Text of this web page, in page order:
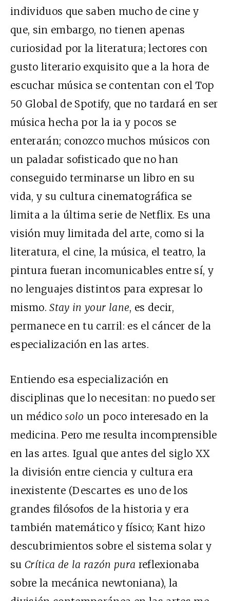
individuos que saben mucho de cine y
que, sin embargo, no tienen apenas
curiosidad por la literatura; lectores con
gusto literario exquisito que a la hora de
escuchar música se contentan con el Top
50 Global de Spotify, que no tardará en ser
música hecha por la ia y pocos se
enterarán; conozco muchos músicos con
un paladar sofisticado que no han
conseguido terminarse un libro en su
vida, y su cultura cinematográfica se
limita a la última serie de Netflix. Es una
visión muy limitada del arte, como si la
literatura, el cine, la música, el teatro, la
pintura fueran incomunicables entre sí, y
no lenguajes distintos para expresar lo
mismo.Stay in your lane, es decir,
permanece en tu carril: es el cáncer de la
especialización en las artes.
Entiendo esa especialización en
disciplinas que lo necesitan: no puedo ser
un médicosolo un poco interesado en la
medicina. Pero me resulta incomprensible
en las artes. Igual que antes del siglo XX
la división entre ciencia y cultura era
inexistente (Descartes es uno de los
grandes filósofos de la historia y era
también matemático y físico; Kant hizo
descubrimientos sobre el sistema solar y
suCrítica de la razón pura reflexionaba
sobre la mecánica newtoniana), la